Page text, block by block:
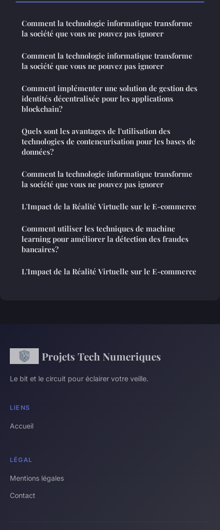
Comment la technologie informatique transforme
la société que vous ne pouvez pas ignorer
Comment la technologie informatique transforme
la société que vous ne pouvez pas ignorer
Comment implémenter une solution de gestion des
identités décentralisée pour les applications
blockchain?
Quels sont les avantages de l'utilisation des
technologies de conteneurisation pour les bases de
données?
Comment la technologie informatique transforme
la société que vous ne pouvez pas ignorer
L'Impact de la Réalité Virtuelle sur le E-commerce
Comment utiliser les techniques de machine
learning pour améliorer la détection des fraudes
bancaires?
L'Impact de la Réalité Virtuelle sur le E-commerce
Projets Tech Numeriques
Le bit et le circuit pour éclairer votre veille.
LIENS
Accueil
LÉGAL
Mentions légales
Contact